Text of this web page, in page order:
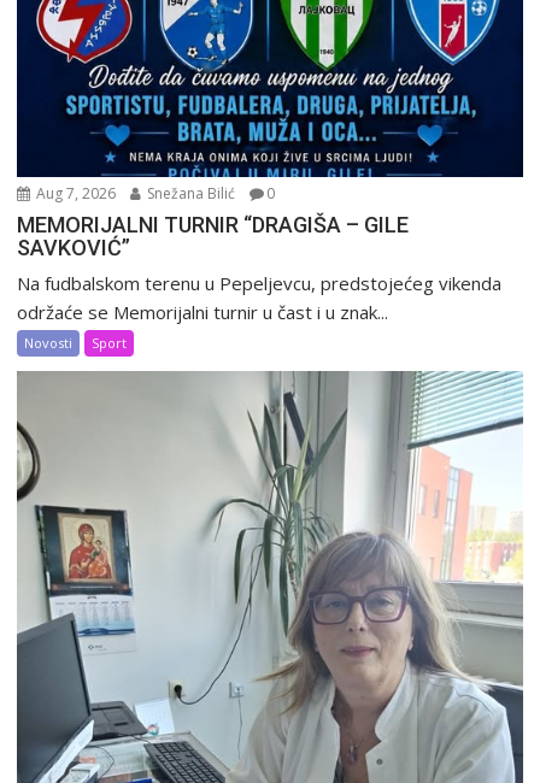
Aug 7, 2026 Snežana Bilić 0
MEMORIJALNI TURNIR “DRAGIŠA – GILE
SAVKOVIĆ”
Na fudbalskom terenu u Pepeljevcu, predstojećeg vikenda
održaće se Memorijalni turnir u čast i u znak...
Novosti Sport